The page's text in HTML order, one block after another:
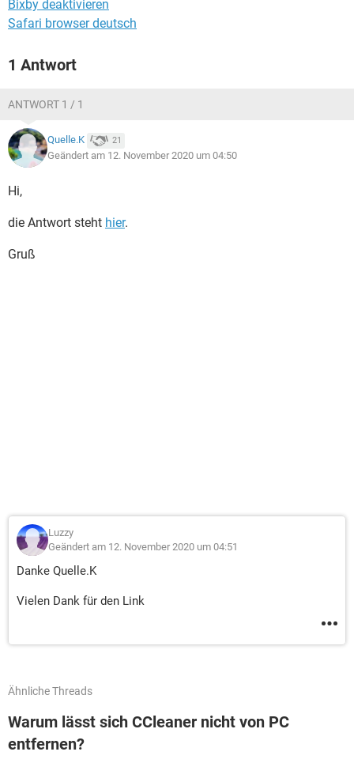
Bixby deaktivieren
Safari browser deutsch
1 Antwort
ANTWORT 1 / 1
Quelle.K 21
Geändert am 12. November 2020 um 04:50
Hi,
die Antwort steht hier.
Gruß
Luzzy
Geändert am 12. November 2020 um 04:51
Danke Quelle.K
Vielen Dank für den Link
Ähnliche Threads
Warum lässt sich CCleaner nicht von PC
entfernen?